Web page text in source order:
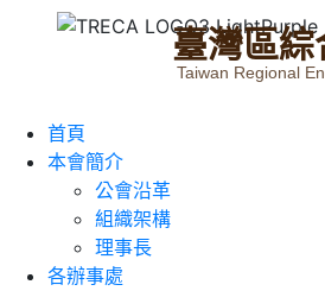
臺灣區綜
Taiwan Regional
首頁
本會簡介
公會沿革
組織架構
理事長
各辦事處